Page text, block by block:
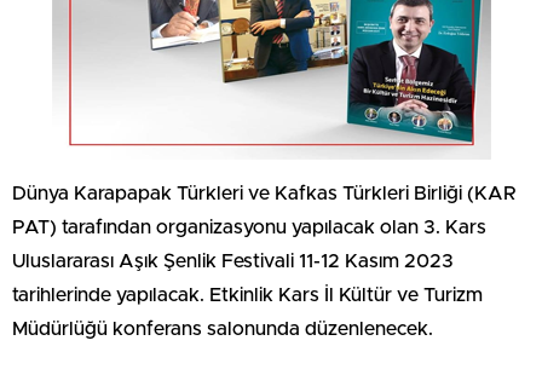
Dünya Karapapak Türkleri ve Kafkas Türkleri Birliği (KAR
PAT) tarafından organizasyonu yapılacak olan 3. Kars
Uluslararası Aşık Şenlik Festivali 11-12 Kasım 2023
tarihlerinde yapılacak. Etkinlik Kars İl Kültür ve Turizm
Müdürlüğü konferans salonunda düzenlenecek.